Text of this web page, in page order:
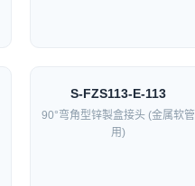
S-FZS113-E-113
90°弯角型锌製盒接头 (金属软管
用)